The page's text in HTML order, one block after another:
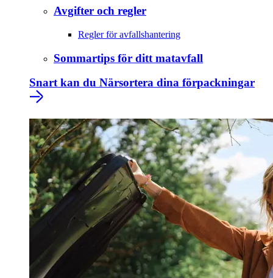
Avgifter och regler
Regler för avfallshantering
Sommartips för ditt matavfall
Snart kan du Närsortera dina förpackningar